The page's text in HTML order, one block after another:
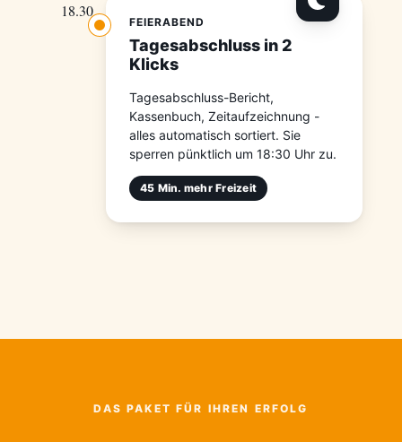
18.30
FEIERABEND
Tagesabschluss in 2
Klicks
Tagesabschluss-Bericht,
Kassenbuch, Zeitaufzeichnung -
alles automatisch sortiert. Sie
sperren pünktlich um 18:30 Uhr zu.
45 Min. mehr Freizeit
DAS PAKET FÜR IHREN ERFOLG